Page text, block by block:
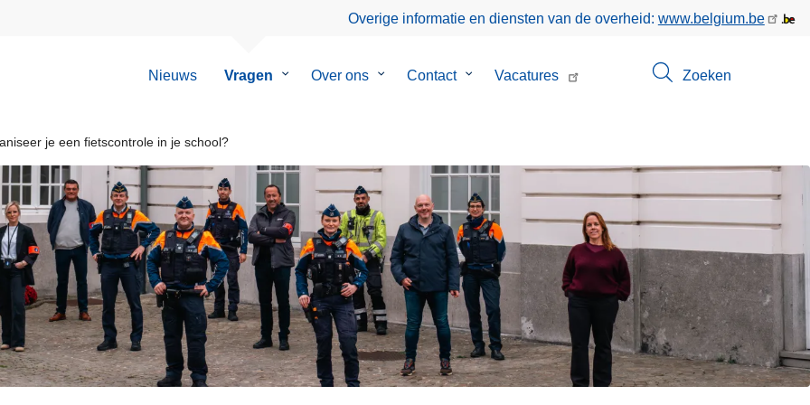
Overige informatie en diensten van de overheid: www.belgium.be
Nieuws Vragen
SubmenuOver ons Submenu
Contact SubmenuVacatures Zoeken
je een fietscontrole in je school?